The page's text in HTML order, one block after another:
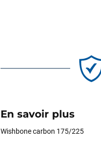
En savoir plus
Wishbone carbon 175/225